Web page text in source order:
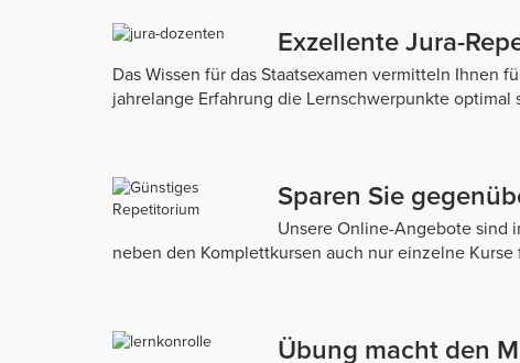
Exzellente Jura-
Das Wissen für das Staatsexamen vermitteln
jahrelange Erfahrung die Lernschwerpunkte optimal
Sparen Sie
Unsere Online-Angebote sind
neben den Komplettkursen auch nur einzelne
Übung macht den